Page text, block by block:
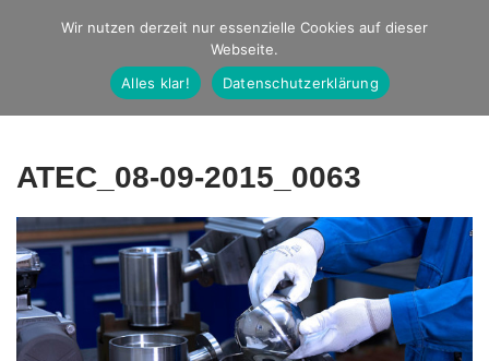
Studio Ernst
Fotografie
ATEC_08-09-2015_0063
Wir nutzen derzeit nur essenzielle Cookies auf dieser
Webseite.
Alles klar!
Datenschutzerklärung